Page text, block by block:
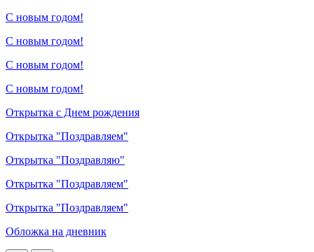
С новым годом!
С новым годом!
С новым годом!
С новым годом!
Открытка с Днем рождения
Открытка "Поздравляем"
Открытка "Поздравляю"
Открытка "Поздравляем"
Открытка "Поздравляем"
Обложка на дневник